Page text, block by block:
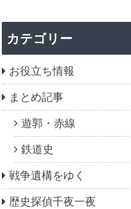
カテゴリー
お役立ち情報
まとめ記事
遊郭・赤線
鉄道史
戦争遺構をゆく
歴史探偵千夜一夜